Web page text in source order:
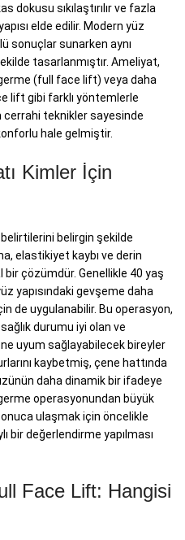
dokusu sıkılaştırılır ve fazla
elde edilir. Modern yüz
sonuçlar sunarken aynı
tasarlanmıştır. Ameliyat,
(full face lift) veya daha
lift gibi farklı yöntemlerle
cerrahi teknikler sayesinde
hale gelmiştir.
Kimler İçin
belirgin şekilde
elastikiyet kaybı ve derin
bir çözümdür. Genellikle 40 yaş
yapısındaki gevşeme daha
de uygulanabilir. Bu operasyon,
durumu iyi olan ve
uyum sağlayabilecek bireyler
kaybetmiş, çene hattında
daha dinamik bir ifadeye
operasyonundan büyük
ulaşmak için öncelikle
bir değerlendirme yapılması
Face Lift: Hangisi